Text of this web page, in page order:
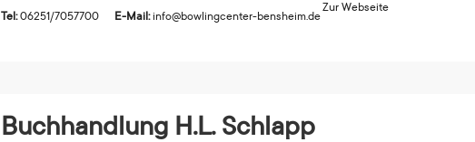
Tel:06251/7057700 E-Mail: info@bowlingcenter-bensheim.de
Zur Webseite
Buchhandlung H.L. Schlapp